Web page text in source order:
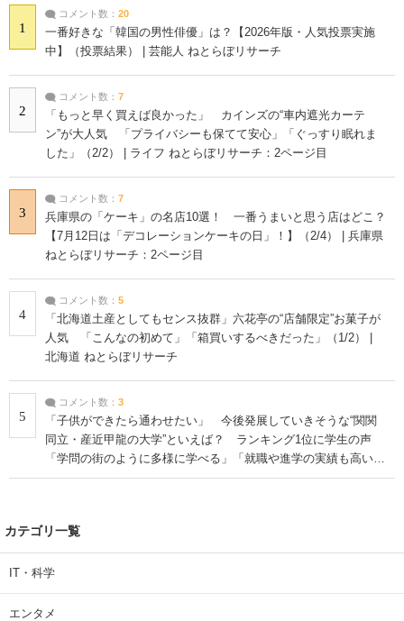
1
コメント数： 20
一番好きな「韓国の男性俳優」は？【2026年版・人気投票実施
中】（投票結果） | 芸能人 ねとらぼリサーチ
2
コメント数： 7
「もっと早く買えば良かった」 カインズの“車内遮光カーテ
ン”が大人気 「プライバシーも保てて安心」「ぐっすり眠れま
した」（2/2） | ライフ ねとらぼリサーチ：2ページ目
3
コメント数： 7
兵庫県の「ケーキ」の名店10選！ 一番うまいと思う店はどこ？
【7月12日は「デコレーションケーキの日」！】（2/4） | 兵庫県
ねとらぼリサーチ：2ページ目
4
コメント数： 5
「北海道土産としてもセンス抜群」六花亭の“店舗限定”お菓子が
人気 「こんなの初めて」「箱買いするべきだった」（1/2） |
北海道 ねとらぼリサーチ
5
コメント数： 3
「子供ができたら通わせたい」 今後発展していきそうな“関関
同立・産近甲龍の大学”といえば？ ランキング1位に学生の声
「学問の街のように多様に学べる」「就職や進学の実績も高い」
| 大学 ねとらぼリサーチ
カテゴリ一覧
IT・科学
エンタメ